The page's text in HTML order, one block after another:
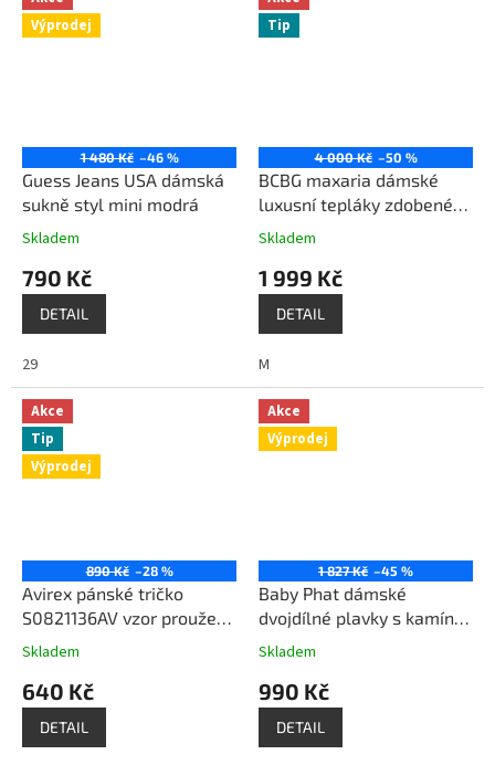
Výprodej
1 480 Kč –46 %
Guess Jeans USA dámská
sukně styl mini modrá
Skladem
790 Kč
DETAIL
29
Tip
4 000 Kč –50 %
BCBG maxaria dámské
luxusní tepláky zdobené
kamínky černé
Skladem
1 999 Kč
DETAIL
M
Akce
Tip
Výprodej
890 Kč –28 %
Avirex pánské tričko
S0821136AV vzor proužek
černá bílá
Skladem
640 Kč
DETAIL
Akce
Výprodej
1 827 Kč –45 %
Baby Phat dámské
dvojdílné plavky s kamínky
růžové
Skladem
990 Kč
DETAIL